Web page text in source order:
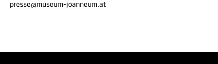
presse@museum-joanneum.at